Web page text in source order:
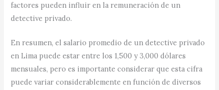
factores pueden influir en la remuneración de un
detective privado.
En resumen, el salario promedio de un detective privado
en Lima puede estar entre los 1,500 y 3,000 dólares
mensuales, pero es importante considerar que esta cifra
puede variar considerablemente en función de diversos